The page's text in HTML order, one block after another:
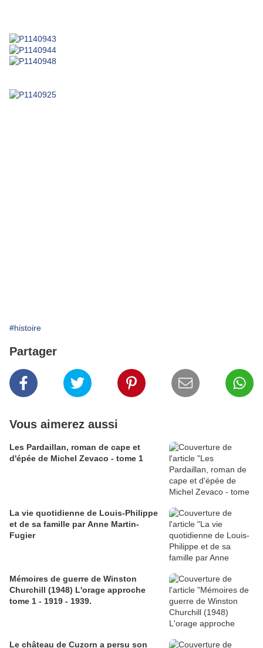
#histoire
Partager
Vous aimerez aussi
Les Pardaillan, roman de cape et
d'épée de Michel Zevaco - tome 1
La vie quotidienne de Louis-Philippe
et de sa famille par Anne Martin-
Fugier
Mémoires de guerre de Winston
Churchill (1948) L'orage approche
tome 1 - 1919 - 1939.
Le château de Cuzorn a persu son